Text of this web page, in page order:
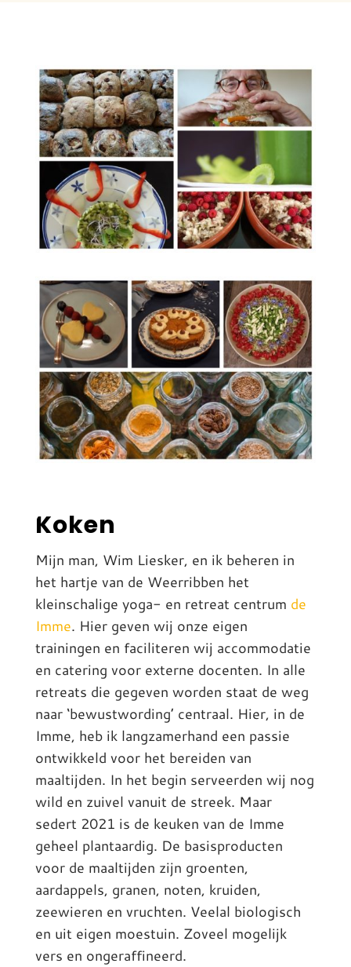
Koken
Mijn man, Wim Liesker, en ik beheren in
het hartje van de Weerribben het
kleinschalige yoga- en retreat centrum de
Imme. Hier geven wij onze eigen
trainingen en faciliteren wij accommodatie
en catering voor externe docenten. In alle
retreats die gegeven worden staat de weg
naar ‘bewustwording’ centraal. Hier, in de
Imme, heb ik langzamerhand een passie
ontwikkeld voor het bereiden van
maaltijden. In het begin serveerden wij nog
wild en zuivel vanuit de streek. Maar
sedert 2021 is de keuken van de Imme
geheel plantaardig. De basisproducten
voor de maaltijden zijn groenten,
aardappels, granen, noten, kruiden,
zeewieren en vruchten. Veelal biologisch
en uit eigen moestuin. Zoveel mogelijk
vers en ongeraffineerd.